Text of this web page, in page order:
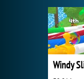
Windy